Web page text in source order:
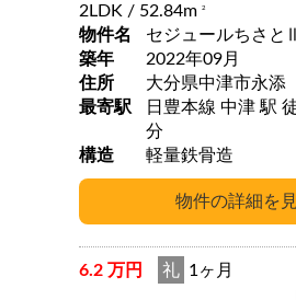
2LDK / 52.84m 2
物件名
セジュールちさとⅢ
築年
2022年09月
住所
大分県中津市永添
最寄駅
日豊本線 中津 駅 徒歩 55
分
構造
軽量鉄骨造
6.2 万円 礼 1ヶ月